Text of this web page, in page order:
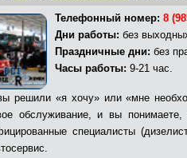
Телефонный номер:8
Дни работы: без
Праздничные дни: без
Часы работы: 9-21 час.
решили «я хочу» или «мне
обслуживание, и вы
специалисты